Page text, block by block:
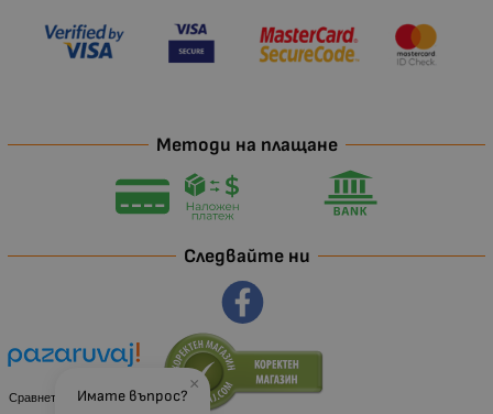
Методи на плащане
Следвайте ни
Сравнете цени и важни
×
Имате въпрос?